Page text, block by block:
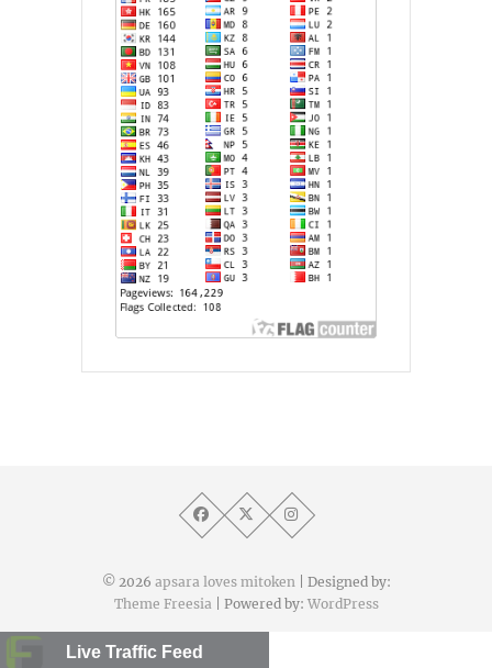
© 2026 apsara loves mitoken | Designed by:
Theme Freesia | Powered by: WordPress
Live Traffic Feed